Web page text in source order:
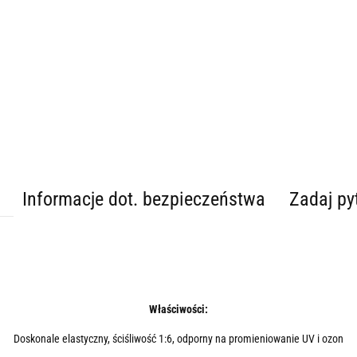
Informacje dot. bezpieczeństwa Zadaj
Właściwości:
Doskonale elastyczny, ściśliwość 1:6, odporny na promieniowanie UV i ozon